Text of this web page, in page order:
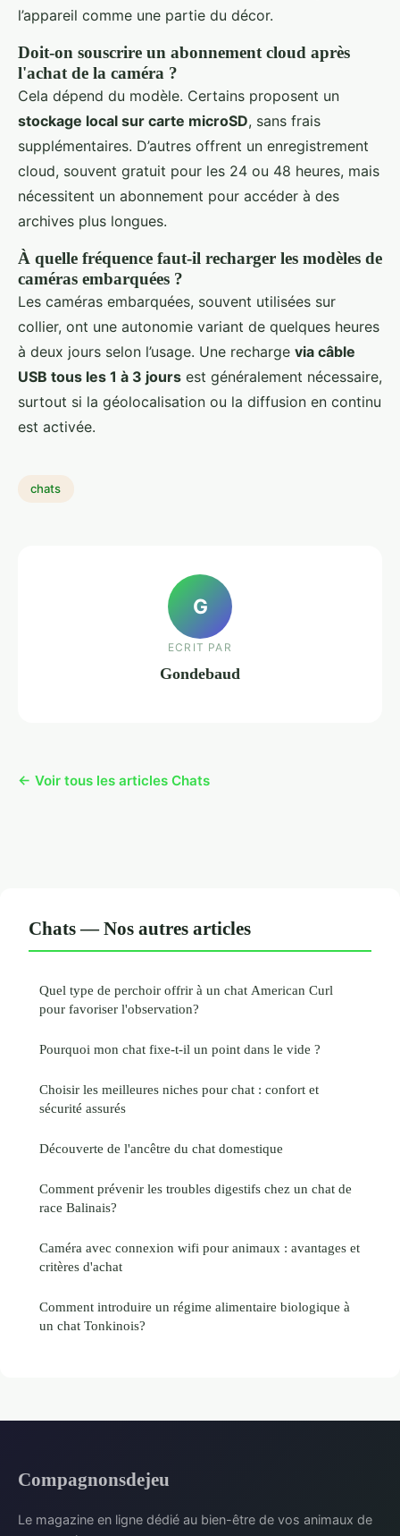
l’appareil comme une partie du décor.
Doit-on souscrire un abonnement cloud après
l'achat de la caméra ?
Cela dépend du modèle. Certains proposent un
stockage local sur carte microSD, sans frais
supplémentaires. D’autres offrent un enregistrement
cloud, souvent gratuit pour les 24 ou 48 heures, mais
nécessitent un abonnement pour accéder à des
archives plus longues.
À quelle fréquence faut-il recharger les modèles de
caméras embarquées ?
Les caméras embarquées, souvent utilisées sur
collier, ont une autonomie variant de quelques heures
à deux jours selon l’usage. Une recharge via câble
USB tous les 1 à 3 jours est généralement nécessaire,
surtout si la géolocalisation ou la diffusion en continu
est activée.
chats
G
ECRIT PAR
Gondebaud
← Voir tous les articles Chats
Chats — Nos autres articles
Quel type de perchoir offrir à un chat American Curl
pour favoriser l'observation?
Pourquoi mon chat fixe-t-il un point dans le vide ?
Choisir les meilleures niches pour chat : confort et
sécurité assurés
Découverte de l'ancêtre du chat domestique
Comment prévenir les troubles digestifs chez un chat de
race Balinais?
Caméra avec connexion wifi pour animaux : avantages et
critères d'achat
Comment introduire un régime alimentaire biologique à
un chat Tonkinois?
Compagnonsdejeu
Le magazine en ligne dédié au bien-être de vos animaux de